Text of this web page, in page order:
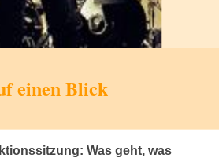
einen Blick
Was geht, was